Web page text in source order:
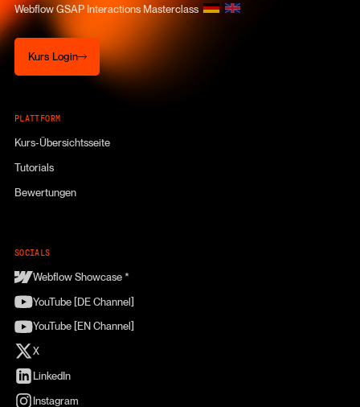
Webflow GSAP Interactions Masterclass
Kurs Login
Kurs Login
PLATTFORM
Kurs-Übersichtsseite
Tutorials
Bewertungen
SOCIALS
Webflow Showcase *
YouTube [DE Channel]
YouTube [EN Channel]
X
LinkedIn
Instagram